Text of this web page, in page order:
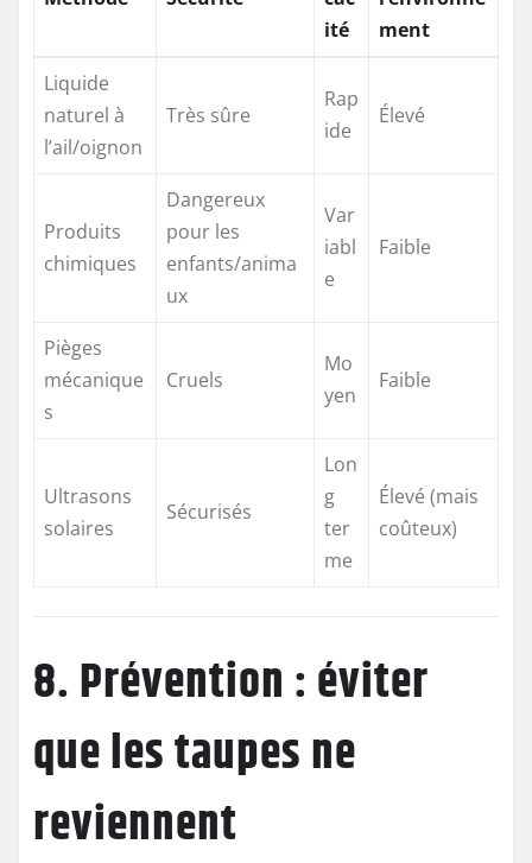
ité
ment
Liquide
naturel à
l’ail/oignon
Très sûre
Rap
ide
Élevé
Produits
chimiques
Dangereux
pour les
enfants/anima
ux
Var
iabl
e
Faible
Pièges
mécanique
s
Cruels
Mo
yen
Faible
Ultrasons
solaires
Sécurisés
Lon
g
ter
me
Élevé (mais
coûteux)
8. Prévention : éviter
que les taupes ne
reviennent